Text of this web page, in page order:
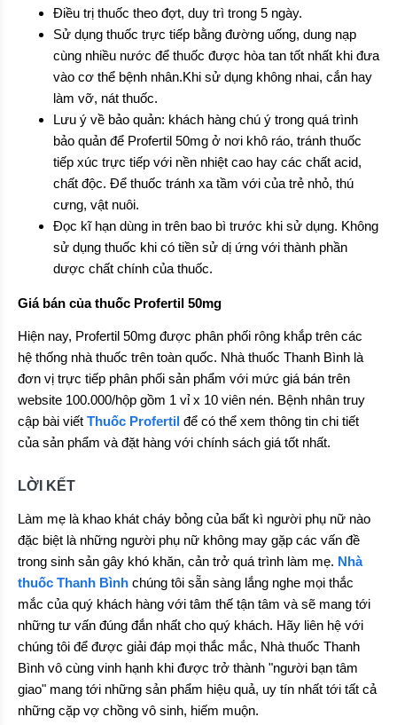
Điều trị thuốc theo đợt, duy trì trong 5 ngày.
Sử dụng thuốc trực tiếp bằng đường uống, dung nạp
cùng nhiều nước để thuốc được hòa tan tốt nhất khi đưa
vào cơ thể bệnh nhân.Khi sử dụng không nhai, cắn hay
làm vỡ, nát thuốc.
Lưu ý về bảo quản: khách hàng chú ý trong quá trình
bảo quản để Profertil 50mg ở nơi khô ráo, tránh thuốc
tiếp xúc trực tiếp với nền nhiệt cao hay các chất acid,
chất độc. Để thuốc tránh xa tầm với của trẻ nhỏ, thú
cưng, vật nuôi.
Đọc kĩ hạn dùng in trên bao bì trước khi sử dụng. Không
sử dụng thuốc khi có tiền sử dị ứng với thành phần
dược chất chính của thuốc.
Giá bán của thuốc Profertil 50mg
Hiện nay, Profertil 50mg được phân phối rông khắp trên các
hệ thống nhà thuốc trên toàn quốc. Nhà thuốc Thanh Bình là
đơn vị trực tiếp phân phối sản phẩm với mức giá bán trên
website 100.000/hộp gồm 1 vỉ x 10 viên nén. Bệnh nhân truy
cập bài viết Thuốc Profertil để có thể xem thông tin chi tiết
của sản phẩm và đặt hàng với chính sách giá tốt nhất.
LỜI KẾT
Làm mẹ là khao khát cháy bỏng của bất kì người phụ nữ nào
đặc biệt là những người phụ nữ không may gặp các vấn đề
trong sinh sản gây khó khăn, cản trở quá trình làm mẹ. Nhà
thuốc Thanh Bình chúng tôi sẵn sàng lắng nghe mọi thắc
mắc của quý khách hàng với tâm thế tận tâm và sẽ mang tới
những tư vấn đúng đắn nhất cho quý khách. Hãy liên hệ với
chúng tôi để được giải đáp mọi thắc mắc, Nhà thuốc Thanh
Bình vô cùng vinh hạnh khi được trở thành "người bạn tâm
giao" mang tới những sản phẩm hiệu quả, uy tín nhất tới tất cả
những cặp vợ chồng vô sinh, hiếm muộn.